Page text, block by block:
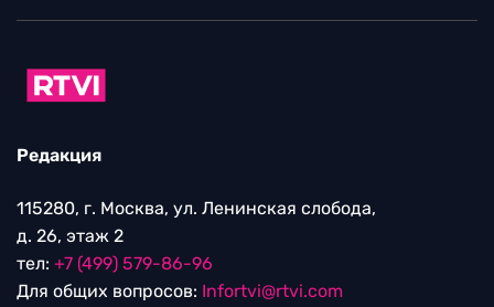
Редакция
115280, г. Москва, ул. Ленинская слобода,
д. 26, этаж 2
тел: +7 (499) 579-86-96
Для общих вопросов: Infortvi@rtvi.com